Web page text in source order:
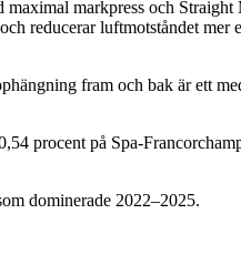
markpress och
reducerar luftmotståndet
fram och bak är ett
procent på Spa-
dominerade 2022–2025.